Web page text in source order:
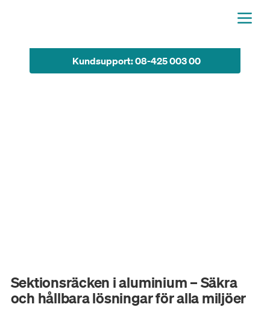
Kundsupport: 08-425 003 00
Sektionsräcken i aluminium – Säkra
och hållbara lösningar för alla miljöer